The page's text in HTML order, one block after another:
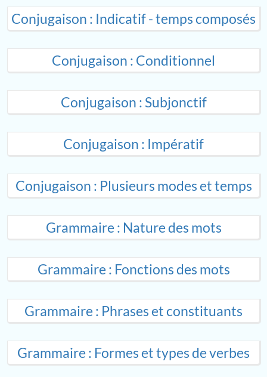
Conjugaison : Indicatif - temps composés
Conjugaison : Conditionnel
Conjugaison : Subjonctif
Conjugaison : Impératif
Conjugaison : Plusieurs modes et temps
Grammaire : Nature des mots
Grammaire : Fonctions des mots
Grammaire : Phrases et constituants
Grammaire : Formes et types de verbes